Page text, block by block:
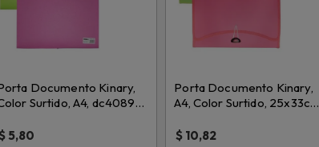
Documento Kinary,
Surtido, A4, dc4089-
5,80
Porta Documento Kinary,
A4, Color Surtido, 25x33cm,
$ 10,82